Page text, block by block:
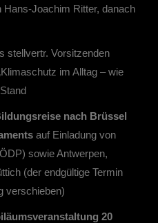
Hans-Joachim Ritter, danach
stellvertr. Vorsitzenden
im Alltag – wie
nach Brüssel
auf Einladung von
sowie Antwerpen,
(der endgültige Termin
verschieben)
20